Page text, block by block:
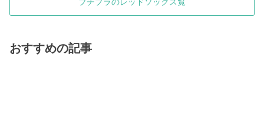
おすすめの記事